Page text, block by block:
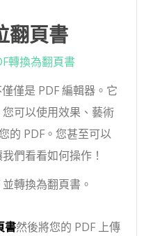
翻頁書
轉換為翻頁書
僅是 PDF 編輯器。它
可以使用效果、藝術
的 PDF。您甚至可以
們看看如何操作！
轉換為翻頁書。
書然後將您的 PDF 上傳